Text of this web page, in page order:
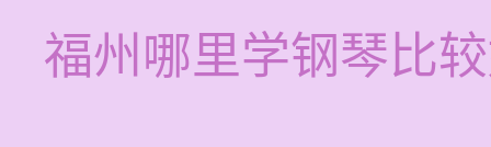
福州哪里学钢琴比